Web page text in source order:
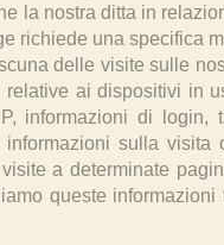
la nostra ditta in
richiede una specifica
delle visite sulle
relative ai dispositivi
informazioni di
informazioni sulla
a determinate
queste